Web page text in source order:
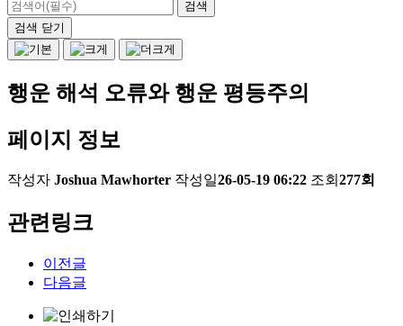
검색 닫기
행운 해석 오류와 행운 평등주의
페이지 정보
작성자 Joshua Mawhorter 작성일26-05-19 06:22 조회 277회
관련링크
이전글
다음글